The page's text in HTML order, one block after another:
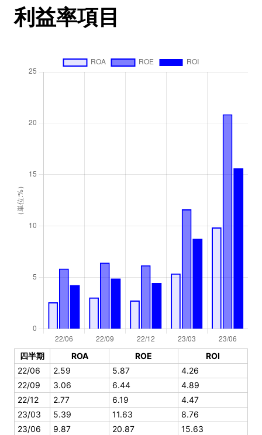
利益率項目
四半期 ROA ROE
ROI
22/06
2.59 5.87
4.26
22/09
3.06 6.44
4.89
22/12
2.77 6.19
4.47
23/03
5.39 11.63
8.76
23/06
9.87 20.87 15.63